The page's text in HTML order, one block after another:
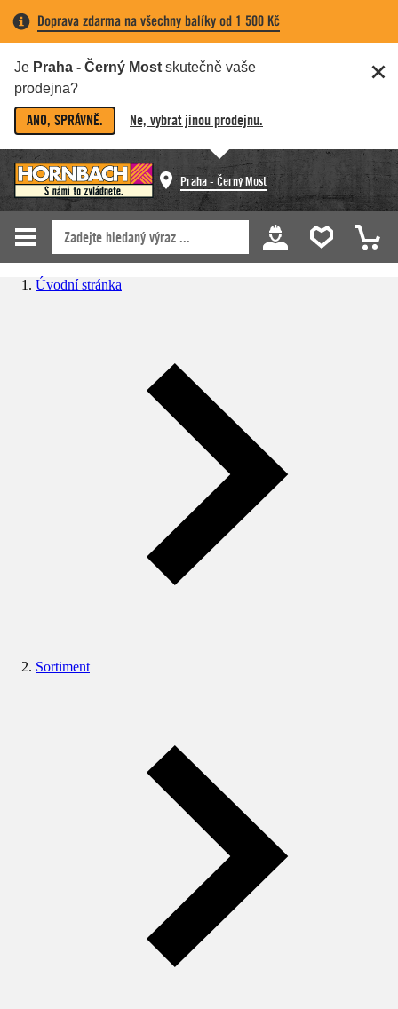
Doprava zdarma na všechny balíky od 1 500 Kč
Je Praha - Černý Most skutečně vaše
prodejna?
ANO, SPRÁVNĚ. Ne, vybrat jinou prodejnu.
Praha - Černý Most
Úvodní stránka
Sortiment